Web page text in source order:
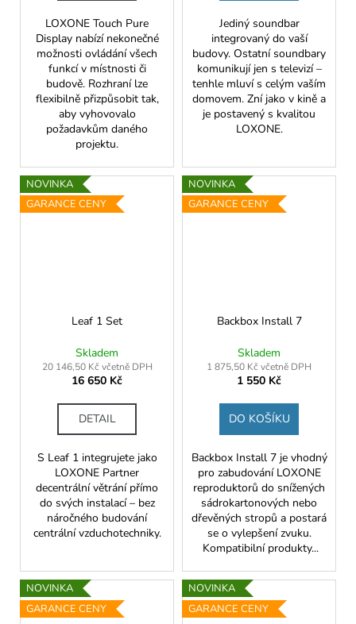
LOXONE Touch Pure
Display nabízí nekonečné
možnosti ovládání všech
funkcí v místnosti či
budově. Rozhraní lze
flexibilně přizpůsobit tak,
aby vyhovovalo
požadavkům daného
projektu.
Jediný soundbar
integrovaný do vaší
budovy. Ostatní soundbary
komunikují jen s televizí –
tenhle mluví s celým vaším
domovem. Zní jako v kině a
je postavený s kvalitou
LOXONE.
NOVINKA
GARANCE CENY
Leaf 1 Set
Skladem
20 146,50 Kč včetně DPH
16 650 Kč
DETAIL
S Leaf 1 integrujete jako
LOXONE Partner
decentrální větrání přímo
do svých instalací – bez
náročného budování
centrální vzduchotechniky.
NOVINKA
GARANCE CENY
Backbox Install 7
Skladem
1 875,50 Kč včetně DPH
1 550 Kč
DO KOŠÍKU
Backbox Install 7 je vhodný
pro zabudování LOXONE
reproduktorů do snížených
sádrokartonových nebo
dřevěných stropů a postará
se o vylepšení zvuku.
Kompatibilní produkty...
NOVINKA
GARANCE CENY
NOVINKA
GARANCE CENY